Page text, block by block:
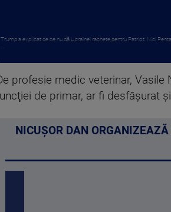
Trump a explicat de ce nu dă Ucrainei rachete pentru Patriot: Nici
profesie medic veterinar,
de primar, ar fi desfăşurat
NICUȘOR DAN